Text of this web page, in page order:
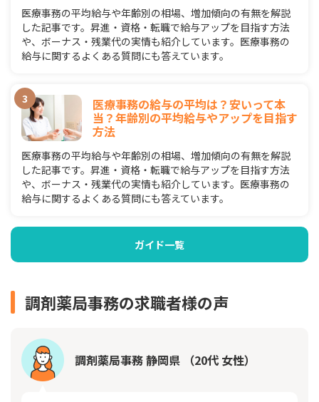
医療事務の平均給与や年齢別の相場、増加傾向の有無を解説
した記事です。昇進・資格・転職で給与アップを目指す方法
や、ボーナス・残業代の実情も紹介しています。医療事務の
給与に関するよくある質問にも答えています。
医療事務の給与の平均は？安いって本
当？年齢別の平均給与やアップを目指す
方法
医療事務の平均給与や年齢別の相場、増加傾向の有無を解説
した記事です。昇進・資格・転職で給与アップを目指す方法
や、ボーナス・残業代の実情も紹介しています。医療事務の
給与に関するよくある質問にも答えています。
ガイド一覧
調剤薬局事務の求職者様の声
調剤薬局事務 静岡県 （20代 女性）